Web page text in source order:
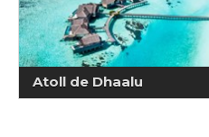
Atoll de Dhaalu